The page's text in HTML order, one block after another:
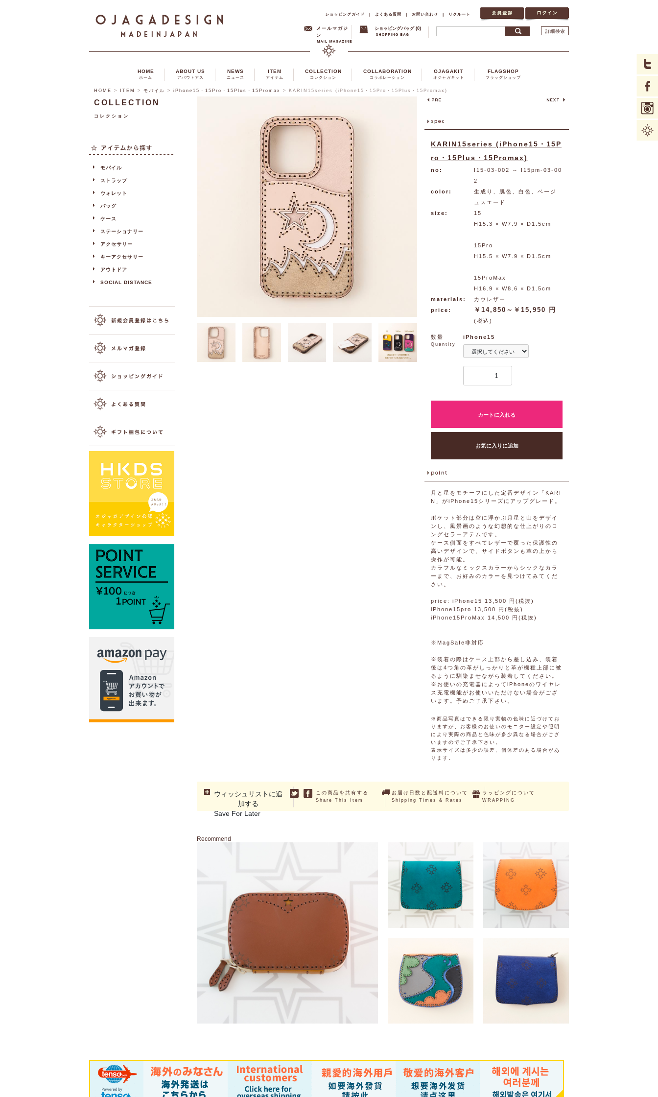
ショッピングガイド | よくある質問 | お問い合わせ | リクルート
メールマガジ
ン
ショッピングバッグ (0) 詳細検索
HOME
ホーム
ABOUT US
アバウトアス
NEWS
ニュース
ITEM
アイテム
COLLECTION
コレクション
COLLABORATION
コラボレーション
OJAGAKIT
オジャガキット
FLAGSHOP
フラッグショップ
HOME > ITEM > モバイル > iPhone15・15Pro・15Plus・15Promax > KARIN15series (iPhone15・15Pro・15Plus・15Promax)
KARIN15series (iPhone15・15P
ro・15Plus・15Promax)
no: I15-03-002
～ I15pm-03-00
2
color:
生成り、肌色、白色、ベージ
ュスエード
size:
15
H15.3 × W7.9 × D1.5cm
15Pro
H15.5 × W7.9 × D1.5cm
15ProMax
H16.9 × W8.6 × D1.5cm
materials:
カウレザー
price:
￥14,850～￥15,950 円
(税込)
数量
Quantity
iPhone15
カートに入れる
お気に入りに追加
月と星をモチーフにした定番デザイン「KARI
N」がiPhone15シリーズにアップグレード。
ポケット部分は空に浮かぶ月星と山をデザイ
ンし、風景画のような幻想的な仕上がりのロ
ングセラーアテムです。
ケース側面をすべてレザーで覆った保護性の
高いデザインで、サイドボタンも革の上から
操作が可能。
カラフルなミックスカラーからシックなカラ
ーまで、お好みのカラーを見つけてみてくだ
さい。
price: iPhone15 13,500 円(税抜)
iPhone15pro 13,500 円(税抜)
iPhone15ProMax 14,500 円(税抜)
※MagSafe非対応
※装着の際はケース上部から差し込み、装着
後は4つ角の革がしっかりと革が機種上部に被
るように馴染ませながら装着してください。
※お使いの充電器によってiPhoneのワイヤレ
ス充電機能がお使いいただけない場合がござ
います。予めご了承下さい。
※商品写真はできる限り実物の色味に近づけてお
りますが、お客様のお使いのモニター設定や照明
により実際の商品と色味が多少異なる場合がござ
いますのでご了承下さい。
表示サイズは多少の誤差、個体差のある場合があ
ります。
ウィッシュリストに追
加する
Save For Later
この商品を共有する
Share This Item
お届け日数と配送料について
Shipping Times & Rates
ラッピングについて
WRAPPING
Recommend
COLLECTION
コレクション
モバイル
ストラップ
ウォレット
バッグ
ケース
ステーショナリー
アクセサリー
キーアクセサリー
アウトドア
SOCIAL DISTANCE